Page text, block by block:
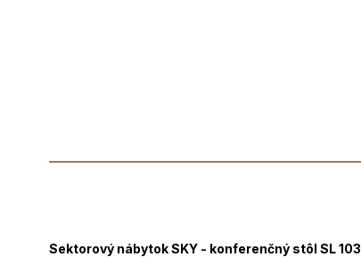
Sektorový nábytok SKY - konferenčný stôl SL 103